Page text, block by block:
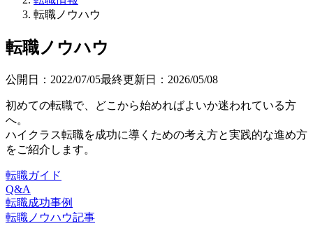
転職ノウハウ
転職ノウハウ
公開日： 2022/07/05最終更新日： 2026/05/08
初めての転職で、どこから始めればよいか迷われている方
へ。
ハイクラス転職を成功に導くための考え方と実践的な進め方
をご紹介します。
転職ガイド
Q&A
転職成功事例
転職ノウハウ記事